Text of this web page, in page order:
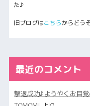
た♪
旧ブログはこちらからどう
最近のコメント
撃退成功♪ようやくお目